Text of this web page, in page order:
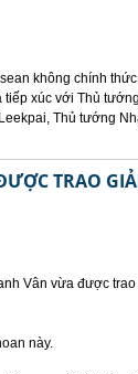
không chính
xúc với Thủ
Thủ tướng
TRAO
Vân vừa được
này.